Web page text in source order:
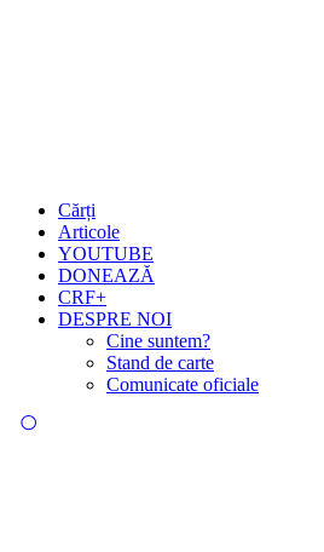
Cărți
Articole
YOUTUBE
DONEAZĂ
CRF+
DESPRE NOI
Cine suntem?
Stand de carte
Comunicate oficiale